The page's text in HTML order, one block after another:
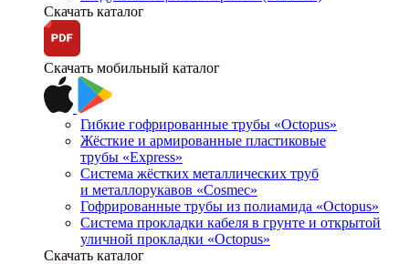
Скачать каталог
Скачать мобильный каталог
Гибкие гофрированные трубы «Octopus»
Жёсткие и армированные пластиковые
трубы «Express»
Система жёстких металлических труб
и металлорукавов «Cosmec»
Гофрированные трубы из полиамида «Octopus»
Система прокладки кабеля в грунте и открытой
уличной прокладки «Octopus»
Скачать каталог